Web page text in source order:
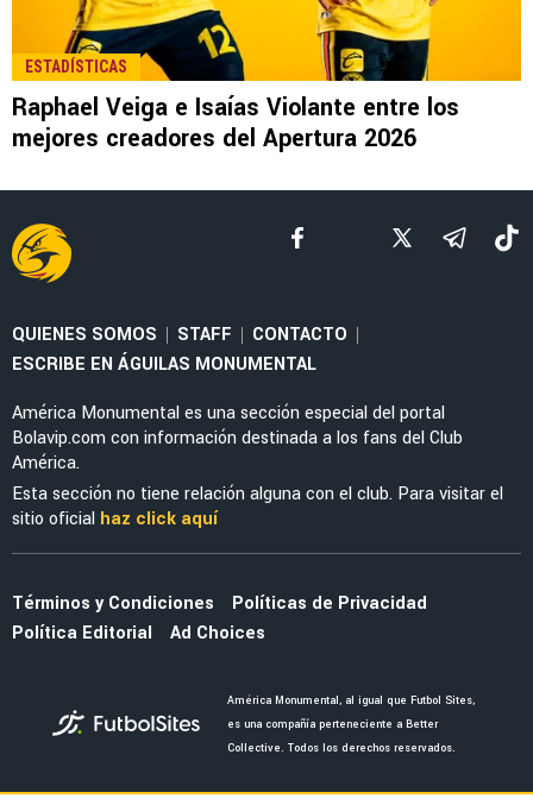
LEE TAMBIÉN
NOTICIAS
La alineación del América de Guillermo
Almada con el refuerzo Óscar Perea